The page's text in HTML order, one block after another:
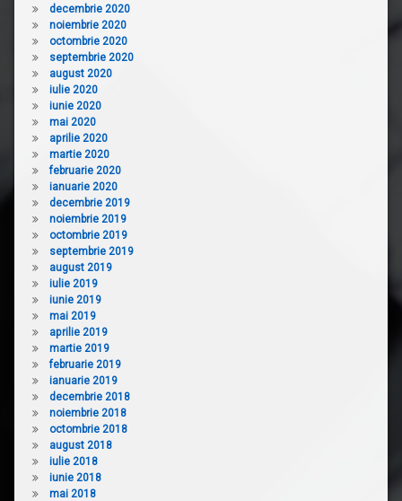
decembrie 2020
noiembrie 2020
octombrie 2020
septembrie 2020
august 2020
iulie 2020
iunie 2020
mai 2020
aprilie 2020
martie 2020
februarie 2020
ianuarie 2020
decembrie 2019
noiembrie 2019
octombrie 2019
septembrie 2019
august 2019
iulie 2019
iunie 2019
mai 2019
aprilie 2019
martie 2019
februarie 2019
ianuarie 2019
decembrie 2018
noiembrie 2018
octombrie 2018
august 2018
iulie 2018
iunie 2018
mai 2018